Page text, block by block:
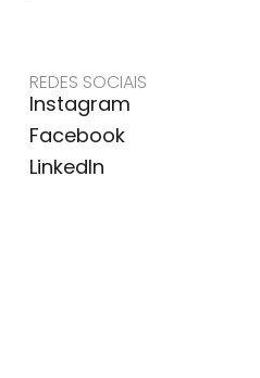
REDES SOCIAIS
Instagram
Facebook
LinkedIn